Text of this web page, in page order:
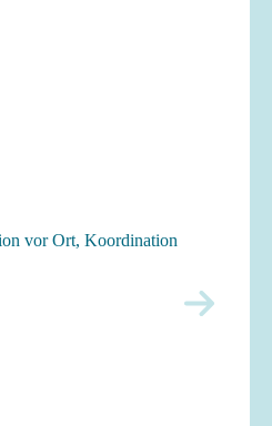
vor Ort, Koordination